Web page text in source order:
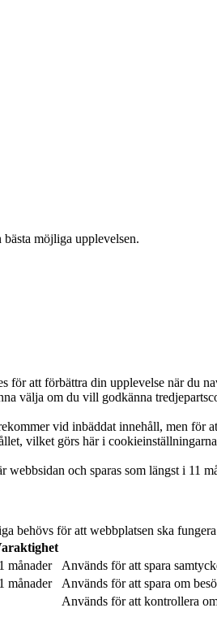
möjliga upplevelsen.
för att förbättra din upplevelse när du
välja om du vill godkänna
vid inbäddat innehåll, men för
vilket görs här i
webbsidan och sparas som längst i 11
behövs för att webbplatsen ska
månader
Används för att spara
månader
Används för att spara om
Används för att kontrollera